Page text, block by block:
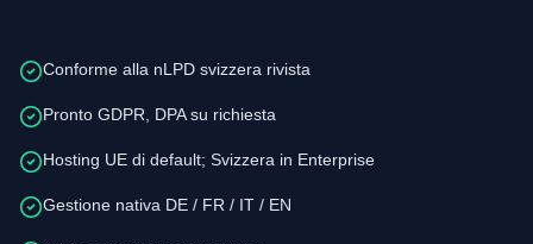
Conforme alla nLPD svizzera rivista
Pronto GDPR, DPA su richiesta
Hosting UE di default; Svizzera in Enterprise
Gestione nativa DE / FR / IT / EN